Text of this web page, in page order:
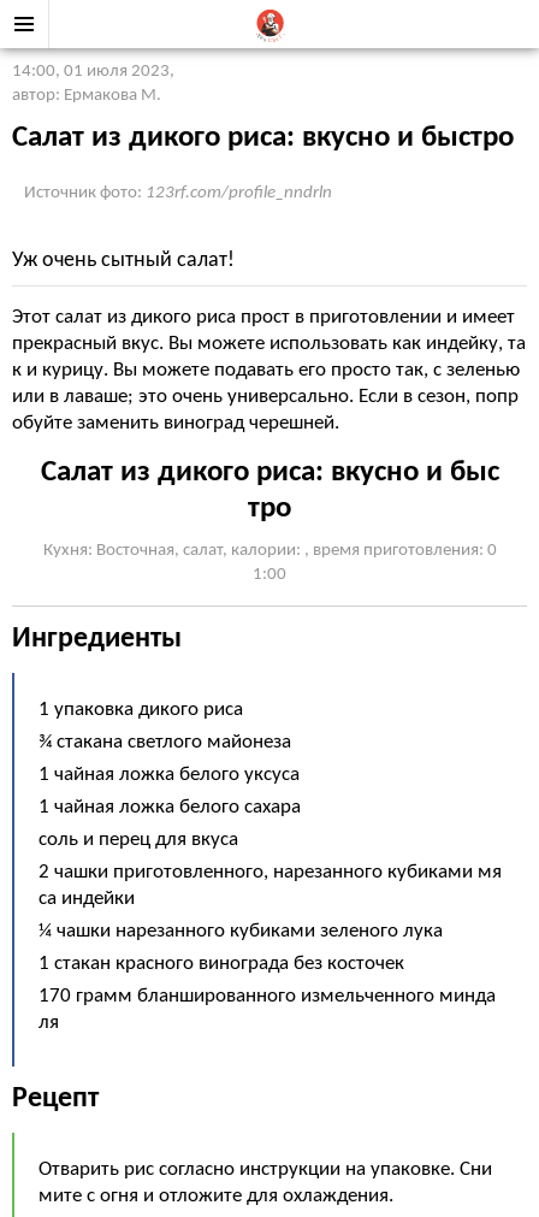
14:00, 01 июля 2023,
автор: Ермакова М.
Салат из дикого риса: вкусно и быстро
Источник фото: 123rf.com/profile_nndrln
Уж очень сытный салат!
Этот салат из дикого риса прост в приготовлении и имеет
прекрасный вкус. Вы можете использовать как индейку, та
к и курицу. Вы можете подавать его просто так, с зеленью
или в лаваше; это очень универсально. Если в сезон, попр
обуйте заменить виноград черешней.
Салат из дикого риса: вкусно и быс
тро
Кухня: Восточная, cалат, калории: , время приготовления: 0
1:00
Ингредиенты
1 упаковка дикого риса
¾ стакана светлого майонеза
1 чайная ложка белого уксуса
1 чайная ложка белого сахара
соль и перец для вкуса
2 чашки приготовленного, нарезанного кубиками мя
са индейки
¼ чашки нарезанного кубиками зеленого лука
1 стакан красного винограда без косточек
170 грамм бланшированного измельченного минда
ля
Рецепт
Отварить рис согласно инструкции на упаковке. Сни
мите с огня и отложите для охлаждения.